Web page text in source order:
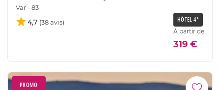
Var - 83
4,7 HÔTEL 4*
À partir de
319 €
PROMO